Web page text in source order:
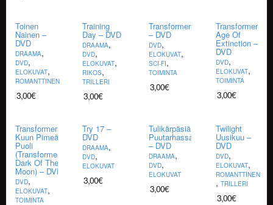
Toinen
Nainen –
DVD
DRAAMA,
DVD,
ELOKUVAT,
ROMANTTINEN
3,00€
Training
Day – DVD
DRAAMA,
DVD,
ELOKUVAT,
RIKOS,
TRILLERI
3,00€
Transformers
– DVD
DVD,
ELOKUVAT,
SCI-FI,
TOIMINTA
3,00€
Transformers:
Age Of
Extinction –
DVD
DVD,
ELOKUVAT,
TOIMINTA
3,00€
Transformers:
Kuun Pimeä
Puoli
(Transformers:
Dark Of The
Moon) – DVD
DVD,
ELOKUVAT,
TOIMINTA
Try 17 –
DVD
DRAAMA,
DVD,
ELOKUVAT
3,00€
Tulikärpäsiä
Puutarhassa
– DVD
DRAAMA,
DVD,
ELOKUVAT
3,00€
Twilight
Uusikuu –
DVD
DVD,
ELOKUVAT,
ROMANTTINEN
, TRILLERI
3,00€